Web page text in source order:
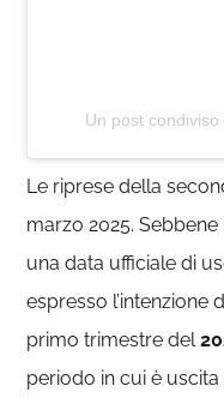
Un post
Le riprese della
marzo 2025. Sebbene
una data ufficiale di
espresso l’intenzione
primo trimestre del
periodo in cui è